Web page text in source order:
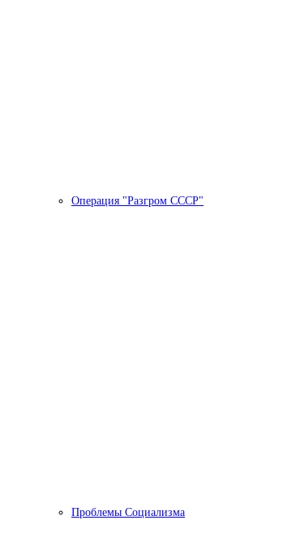
Операция "Разгром СССР"
Проблемы Социализма